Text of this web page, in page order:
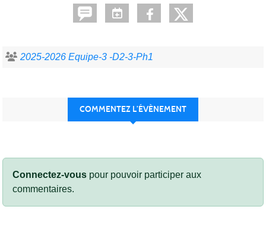
2025-2026 Equipe-3 -D2-3-Ph1
COMMENTEZ L’ÉVÈNEMENT
Connectez-vous pour pouvoir participer aux
commentaires.